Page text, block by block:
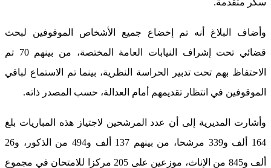
وأضاف البلاغ أنه تم إخضاع جميع الأشخاص الموقوفين لبحث
قضائي تحت إشراف النيابات العامة المختصة، من بينهم 70 تم
الاحتفاظ بهم تحت تدبير الحراسة النظرية، بينما تم الاستماع لباقي
الموقوفين في انتظار تقديمهم أمام العدالة، حسب المصدر ذاته.
وأشارت المديرية إلى أن عدد المرشحين لاجتياز هذه المباريات بلغ
164 ألف و339 مرشحا، من بينهم 137 ألف و494 من الذكور، و26
ألف و845 من الإناث، موزعين على 205 مركزا للامتحان في مجموع